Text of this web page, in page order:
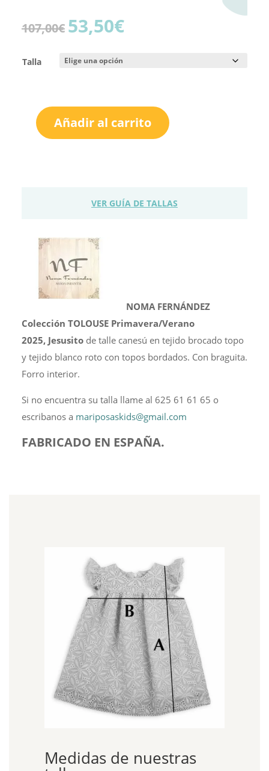
107,00€ El
precio
era:
53,50€El
Talla
NOMA
FERNÁNDEZ
Añadir al carrito
VER GUÍA DE TALLAS
NOMA FERNÁNDEZ
Colección TOLOUSE Primavera/Verano
2025, Jesusitode talle canesú en tejido brocado topo
y tejido blanco roto con topos bordados. Con braguita.
Forro interior.
Si no encuentra su talla llame al 625 61 61 65 o
escribanos a mariposaskids@gmail.com
FABRICADO EN ESPAÑA.
Medidas de nuestras